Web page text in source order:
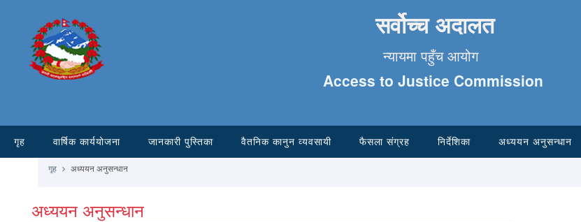
सर्वोच्च अदालत
न्यायमा पहुँच आयोग
Access to Justice Commission
गृह वार्षिक कार्ययोजना जानकारी पुस्तिका वैतनिक कानुन व्यवसायी फैसला संग्रह निर्देशिका अध्ययन अनुसन्धान
गृह अध्ययन अनुसन्धान
अध्ययन अनुसन्धान